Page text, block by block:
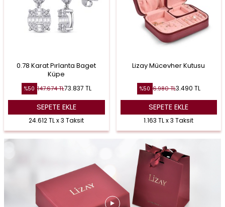
0.78 Karat Pırlanta Baget
Küpe
%50 147.674TL73.837 TL
SEPETE EKLE
24.612 TL x 3 Taksit
Lizay Mücevher Kutusu
%50 6.980TL3.490 TL
SEPETE EKLE
1.163 TL x 3 Taksit